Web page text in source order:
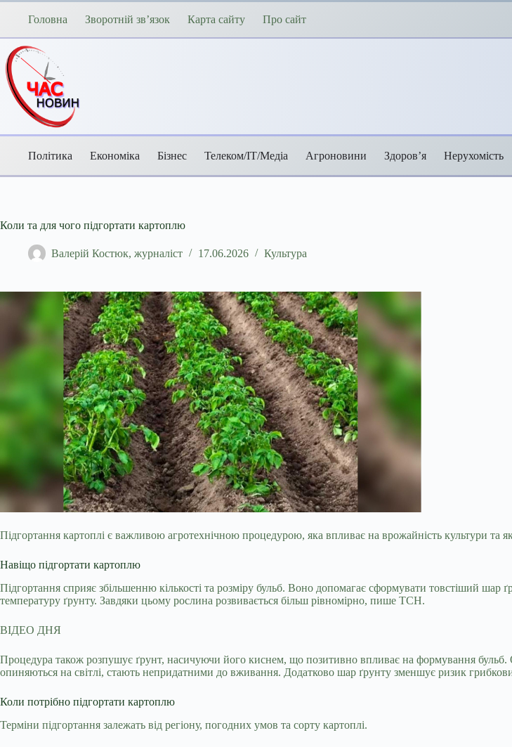
Перейти
Головна Зворотній зв’язок Карта сайту Про сайт
Політика Економіка Бізнес Телеком/ІТ/Медіа Агроновини Здоров’я Нерухомість
Коли та для чого підгортати картоплю
Валерій Костюк, журналіст 17.06.2026 Культура
Підгортання картоплі є важливою агротехнічною процедурою, яка впливає на врожайність культури та
Навіщо підгортати картоплю
Підгортання сприяє збільшенню кількості та розміру бульб. Воно допомагає сформувати товстіший шар
температуру ґрунту. Завдяки цьому рослина розвивається більш рівномірно, пише ТСН.
ВІДЕО ДНЯ
Процедура також розпушує ґрунт, насичуючи його киснем, що позитивно впливає на формування бульб.
опиняються на світлі, стають непридатними до вживання. Додатково шар ґрунту зменшує ризик
Коли потрібно підгортати картоплю
Терміни підгортання залежать від регіону, погодних умов та сорту картоплі.